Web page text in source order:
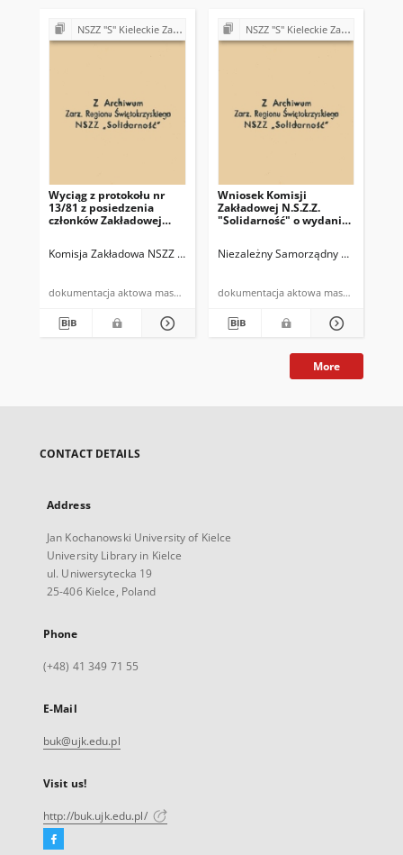
NSZZ "S" Kieleckie Zakłady Przemysłu Wapienniczego Miedzianka k/Kielc
Wyciąg z protokołu nr
13/81 z posiedzenia
członków Zakładowej
branżowych z dnia
Komisja Zakładowa NSZZ "Solidarność" w Miedziance Kieleckie
dokumentacja aktowa maszynopis
NSZZ "S" Kieleckie Zakłady Przemysłu Wapienniczego Miedzianka k/Kielc
Wniosek Komisji
Zakładowej N.S.Z.Z.
"Solidarność" o wydanie
Niezależny Samorządny Związek
dokumentacja aktowa maszynopis
More
CONTACT DETAILS
Address
Jan Kochanowski University of Kielce
University Library in Kielce
ul. Uniwersytecka 19
25-406 Kielce, Poland
Phone
(+48) 41 349 71 55
E-Mail
buk@ujk.edu.pl
Visit us!
http://buk.ujk.edu.pl/
Facebook